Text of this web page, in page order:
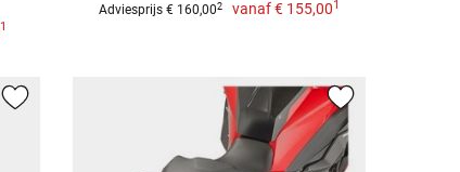
1
Adviesprijs € 160,002 vanaf€ 155,001